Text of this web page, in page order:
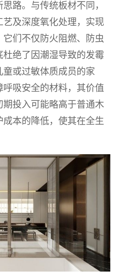
路。与传统板材不同，
及深度氧化处理，实现
们不仅防火阻燃、防虫
杜绝了因潮湿导致的发霉
或过敏体质成员的家
吸安全的材料，其价值
投入可能略高于普通木
本的降低，使其在全生